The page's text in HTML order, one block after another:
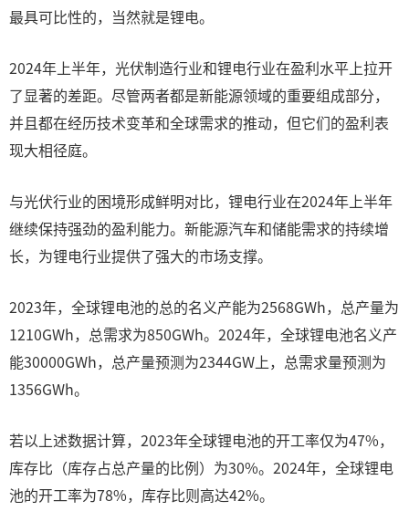
最具可比性的，当然就是锂电。
2024年上半年，光伏制造行业和锂电行业在盈利水平上拉开
了显著的差距。尽管两者都是新能源领域的重要组成部分，
并且都在经历技术变革和全球需求的推动，但它们的盈利表
现大相径庭。
与光伏行业的困境形成鲜明对比，锂电行业在2024年上半年
继续保持强劲的盈利能力。新能源汽车和储能需求的持续增
长，为锂电行业提供了强大的市场支撑。
‌2023年，全球锂电池的总的名义产能为2568GWh，总产量为
1210GWh，总需求为850GWh。2024年，全球锂电池名义产
能30000GWh，总产量预测为2344GW上，总需求量预测为
1356GWh。
若以上述数据计算，2023年全球锂电池的开工率仅为47%，
库存比（库存占总产量的比例）为30%。2024年，全球锂电
池的开工率为78%，库存比则高达42%。